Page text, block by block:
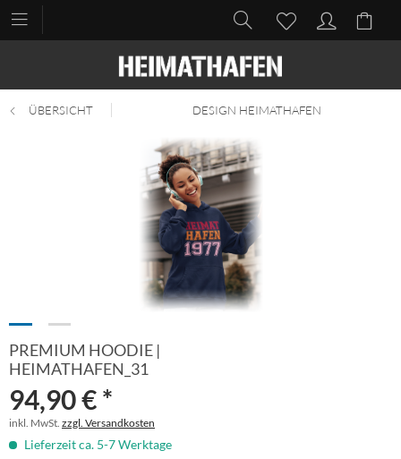
ÜBERSICHT DESIGN HEIMATHAFEN
PREMIUM HOODIE |
HEIMATHAFEN_31
94,90 € *
inkl. MwSt. zzgl. Versandkosten
Lieferzeit ca. 5-7 Werktage